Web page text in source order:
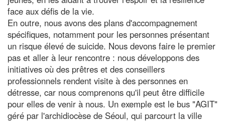
face aux défis de la vie.
En outre, nous avons des plans d'accompagnement
spécifiques, notamment pour les personnes présentant
un risque élevé de suicide. Nous devons faire le premier
pas et aller à leur rencontre : nous développons des
initiatives où des prêtres et des conseillers
professionnels rendent visite à des personnes en
détresse, car nous comprenons qu'il peut être difficile
pour elles de venir à nous. Un exemple est le bus "AGIT"
géré par l'archidiocèse de Séoul, qui parcourt la ville